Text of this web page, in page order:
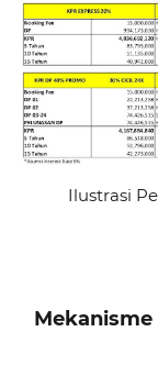
Ilustrasi
Mekanisme